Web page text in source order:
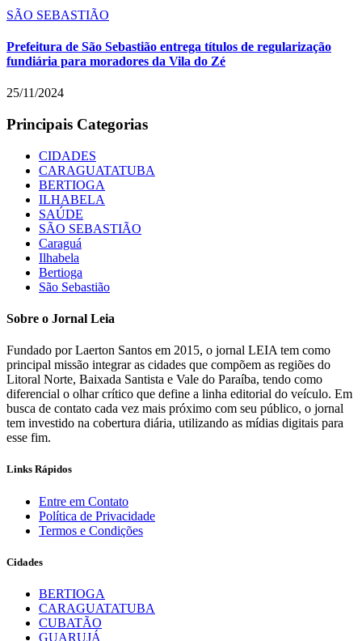
SÃO SEBASTIÃO
Prefeitura de São Sebastião entrega títulos de regularização
fundiária para moradores da Vila do Zé
25/11/2024
Principais Categorias
CIDADES
CARAGUATATUBA
BERTIOGA
ILHABELA
SAÚDE
SÃO SEBASTIÃO
Caraguá
Ilhabela
Bertioga
São Sebastião
Sobre o Jornal Leia
Fundado por Laerton Santos em 2015, o jornal LEIA tem como
principal missão integrar as cidades que compõem as regiões do
Litoral Norte, Baixada Santista e Vale do Paraíba, tendo como
diferencial o olhar crítico que define a linha editorial do veículo. Em
busca de contato cada vez mais próximo com seu público, o jornal
tem investido na cobertura diária, utilizando as mídias digitais para
esse fim.
Links Rápidos
Entre em Contato
Política de Privacidade
Termos e Condições
Cidades
BERTIOGA
CARAGUATATUBA
CUBATÃO
GUARUJÁ